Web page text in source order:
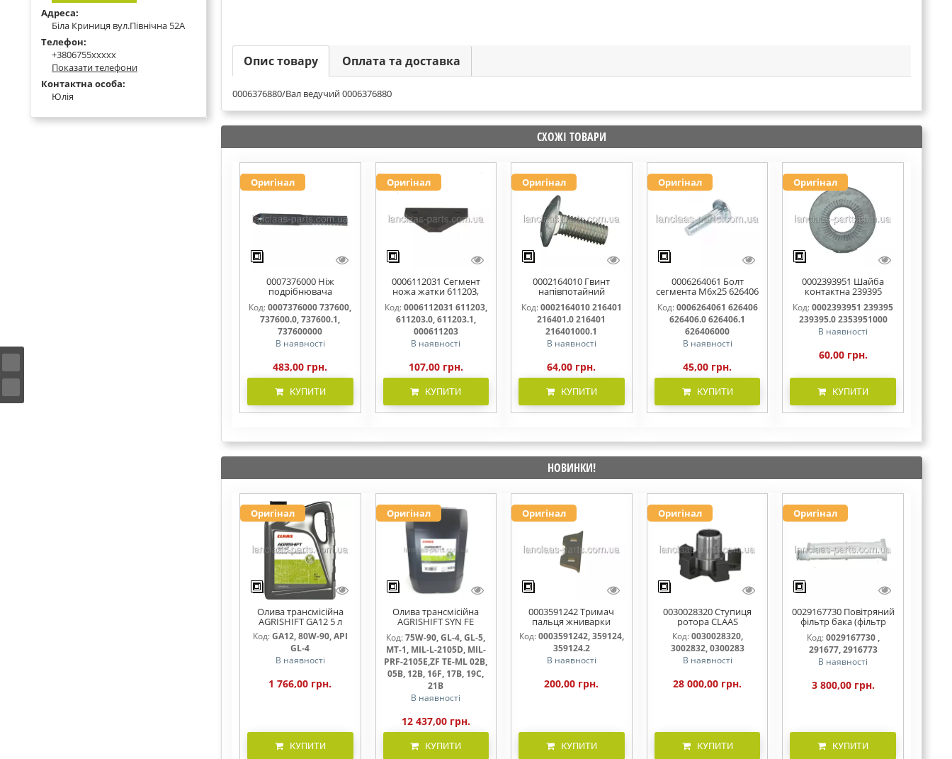
Опис товару Оплата та доставка
0006376880/Вал ведучий 0006376880
СХОЖІ ТОВАРИ
Оригінал
0007376000 Ніж
подрібнювача
соломи,рухомий
737600, 737600.0,
737600.1, 737600000
Код:0007376000 737600,
737600.0, 737600.1,
737600000
В наявності
483,00 грн.
КУПИТИ
Оригінал
0006112031 Сегмент
ножа жатки 611203,
611203.0, 611203.1,
000611203
Код:0006112031 611203,
611203.0, 611203.1,
000611203
В наявності
107,00 грн.
КУПИТИ
Оригінал
0002164010 Гвинт
напівпотайний
М10х25х20 216401
216401.0 216401.1
216401000
Код:0002164010 216401
216401.0 216401
216401000.1
В наявності
64,00 грн.
КУПИТИ
Оригінал
0006264061 Болт
сегмента М6х25 626406
626406.0 626406.1
626406000
Код: 0006264061 626406
626406.0 626406.1
626406000
В наявності
45,00 грн.
КУПИТИ
Оригінал
0002393951 Шайба
контактна 239395
239395.0 2353951000
Код:0002393951 239395
239395.0 2353951000
В наявності
60,00 грн.
КУПИТИ
НОВИНКИ!
Оригінал
Олива трансмісійна
AGRISHIFT GA12 5 л
Код:GA12, 80W-90, API
GL-4
В наявності
1 766,00 грн.
КУПИТИ
Оригінал
Олива трансмісійна
AGRISHIFT SYN FE
75W90 20л
Код:75W-90, GL-4, GL-5,
MT-1, MIL-L-2105D, MIL-
PRF-2105E,ZF TE-ML 02B,
05B, 12B, 16F, 17B, 19C,
21B
В наявності
12 437,00 грн.
КУПИТИ
Оригінал
0003591242 Тримач
пальця жниварки
Код:0003591242, 359124,
359124.2
В наявності
200,00 грн.
КУПИТИ
Оригінал
0030028320 Ступиця
ротора CLAAS
Код: 0030028320,
3002832, 0300283
В наявності
28 000,00 грн.
КУПИТИ
Оригінал
0029167730 Повітряний
фільтр бака (фільтр
AdBlue)
Код:0029167730 ,
291677, 2916773
В наявності
3 800,00 грн.
КУПИТИ
Адреса:
Біла Криниця вул.Північна 52А
Телефон:
+3806755xxxxx
Показати телефони
Контактна особа:
Юлія